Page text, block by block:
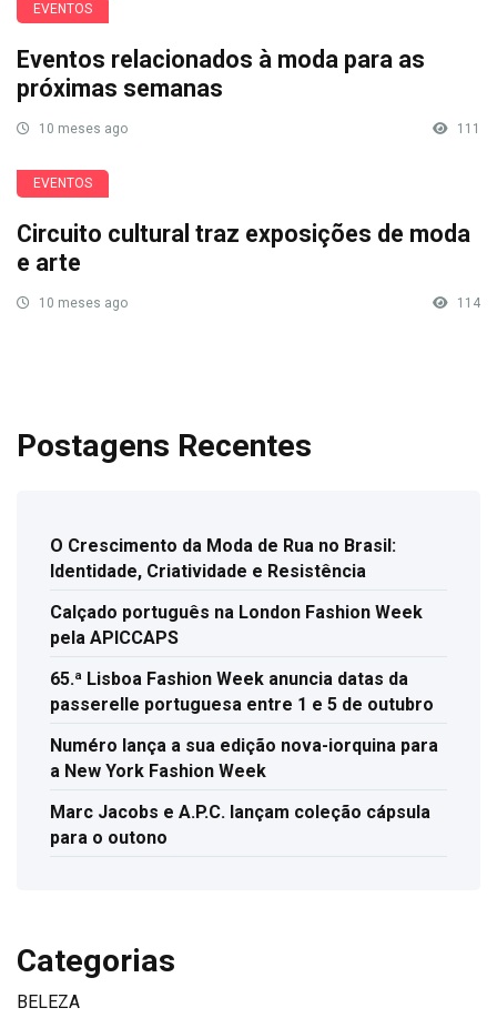
EVENTOS
Eventos relacionados à moda para as
próximas semanas
10 meses ago 111
EVENTOS
Circuito cultural traz exposições de moda
e arte
10 meses ago 114
Postagens Recentes
O Crescimento da Moda de Rua no Brasil:
Identidade, Criatividade e Resistência
Calçado português na London Fashion Week
pela APICCAPS
65.ª Lisboa Fashion Week anuncia datas da
passerelle portuguesa entre 1 e 5 de outubro
Numéro lança a sua edição nova-iorquina para
a New York Fashion Week
Marc Jacobs e A.P.C. lançam coleção cápsula
para o outono
Categorias
BELEZA